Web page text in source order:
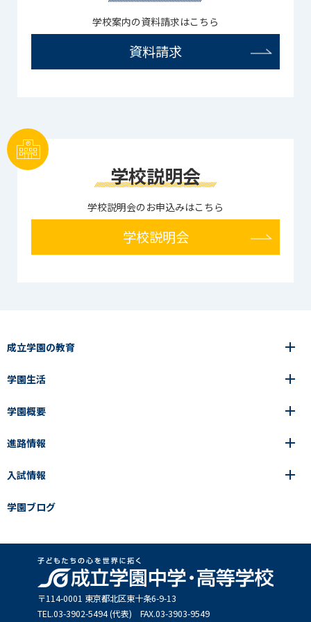
学校案内の資料請求はこちら
資料請求
学校説明会
学校説明会のお申込みはこちら
学校説明会
成立学園の教育
6年間の一貫教育
中学校
高等学校
成立メソッド
教科指導の特徴
卒業生の声
中学校
成立メソッド
卒業生の声
成立学園ならではの教育
見える学力×見えない学力
学園生活
年間行事
施設紹介
制服
学園ブログ
学園概要
学園の歩み
アクセス
進路情報
進路・進学
入試情報
中学入試Q&A
入試結果
説明会・イベント日程
出願方法・募集要項
学園ブログ
〒114-0001 東京都北区東⼗条6-9-13
TEL.03-3902-5494 (代表) FAX.03-3903-9549